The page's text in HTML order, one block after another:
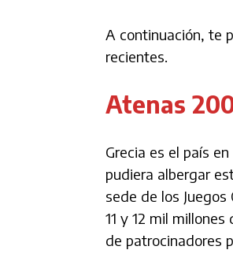
A continuación, te
recientes.
Atenas
Grecia es el país
pudiera albergar
sede de los
11 y 12 mil
de patrocinadores